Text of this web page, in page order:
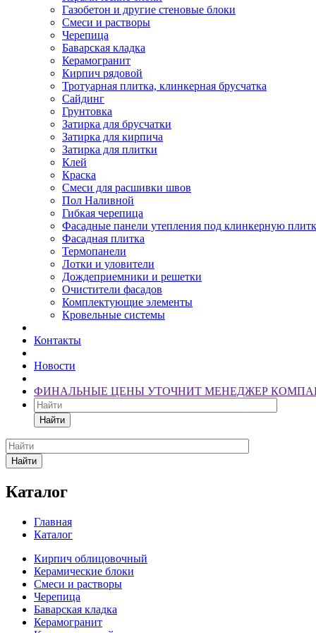
Газобетон и другие стеновые блоки
Смеси и растворы
Черепица
Баварская кладка
Керамогранит
Кирпич рядовой
Тротуарная плитка, клинкерная брусчатка
Сайдинг
Грунтовка
Затирка для брусчатки
Затирка для кирпича
Затирка для плитки
Клей
Краска
Смеси для расшивки швов
Пол Наливной
Гибкая черепица
Фасадные панели утепления под клинкерную
Фасадная плитка
Термопанели
Лотки и уловители
Дождеприемники и решетки
Очистители фасадов
Комплектующие элементы
Кровельные системы
Контакты
Новости
ФИНАЛЬНЫЕ ЦЕНЫ УТОЧНИТ МЕНЕДЖЕР
Найти
Найти
Каталог
Главная
Каталог
Кирпич облицовочный
Керамические блоки
Смеси и растворы
Черепица
Баварская кладка
Керамогранит